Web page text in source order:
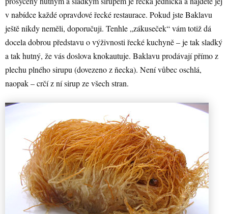
v nabídce každé opravdové řecké restaurace. Pokud jste Baklavu
ještě nikdy neměli, doporučuji. Tenhle „zákuseček“ vám totiž dá
docela dobrou představu o výživnosti řecké kuchyně – je tak sladký
a tak hutný, že vás doslova knokautuje. Baklavu prodávají přímo z
plechu plného sirupu (dovezeno z ňecka). Není vůbec oschlá,
naopak – crčí z ní sirup ze všech stran.